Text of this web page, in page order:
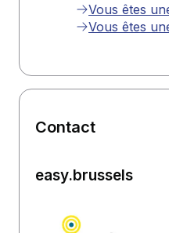
Vous êtes
Vous êtes
Contact
easy.brussels